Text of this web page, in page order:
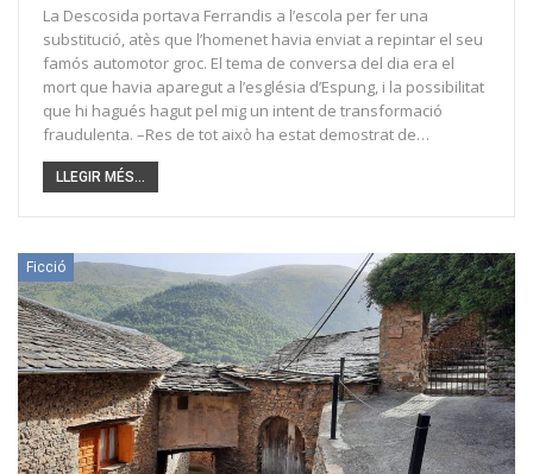
La Descosida portava Ferrandis a l’escola per fer una
substitució, atès que l’homenet havia enviat a repintar el seu
famós automotor groc. El tema de conversa del dia era el
mort que havia aparegut a l’església d’Espung, i la possibilitat
que hi hagués hagut pel mig un intent de transformació
fraudulenta. –Res de tot això ha estat demostrat de…
LLEGIR MÉS...
Ficció